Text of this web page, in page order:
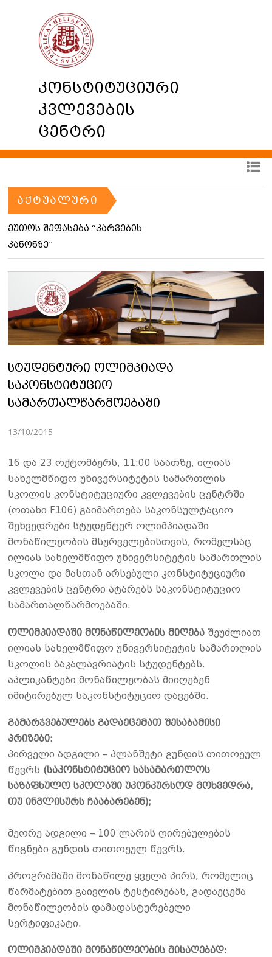
კონსტიტუციური
კვლევების
ცენტრი
ᲐᲥᲢᲣᲐᲚᲣᲠᲘ
ეუთოს შეფასება “კარვების
კანონზე”
სტუდენტური ოლიმპიადა
საკონსტიტუციო
სამართალწარმოებაში
13/10/2015
16 და 23 ოქტომბერს, 11:00 საათზე, ილიას
სახელმწიფო უნივერსიტეტის სამართლის
სკოლის კონსტიტუციური კვლევების ცენტრში
(ოთახი F106) გაიმართება საკონსულტაციო
შეხვედრები სტუდენტურ ოლიმპიადაში
მონაწილეობის მსურველებისთვის, რომელსაც
ილიას სახელმწიფო უნივერსიტეტის სამართლის
სკოლა და მასთან არსებული კონსტიტუციური
კვლევების ცენტრი ატარებს საკონსტიტუციო
სამართალწარმოებაში.
ოლიმპიადაში მონაწილეობის მიღება შეუძლიათ
ილიას სახელმწიფო უნივერსიტეტის სამართლის
სკოლის ბაკალავრიატის სტუდენტებს.
აპლიკანტები მონაწილეობას მიიღებენ
იმიტირებულ საკონსტიტუციო დავებში.
გამარჯვებულებს გადაეცემათ შესაბამისი
პრიზები:
პირველი ადგილი – პლანშეტი გუნდის თითოეულ
წევრს (საკონსტიტუციო სასამართლოს
საზაფხულო სკოლაში უკონკურსოდ მოხვედრა,
თუ ინგლისურს ჩააბარებენ);
მეორე ადგილი – 100 ლარის ღირებულების
წიგნები გუნდის თითოეულ წევრს.
პროგრამაში მონაწილე ყველა პირს, რომელიც
წარმატებით გაივლის ტესტირებას, გადაეცემა
მონაწილეობის დამადასტურებელი
სერტიფიკატი.
ოლიმპიადაში მონაწილეობის მისაღებად: